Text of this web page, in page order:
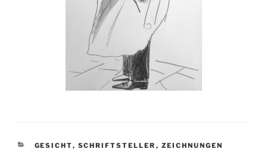
KATEGORIEN
GESICHT, SCHRIFTSTELLER , ZEICHNUNGEN